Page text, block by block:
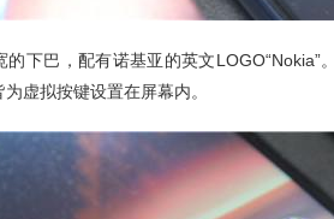
的下巴，配有诺基亚的英文
虚拟按键设置在屏幕内。